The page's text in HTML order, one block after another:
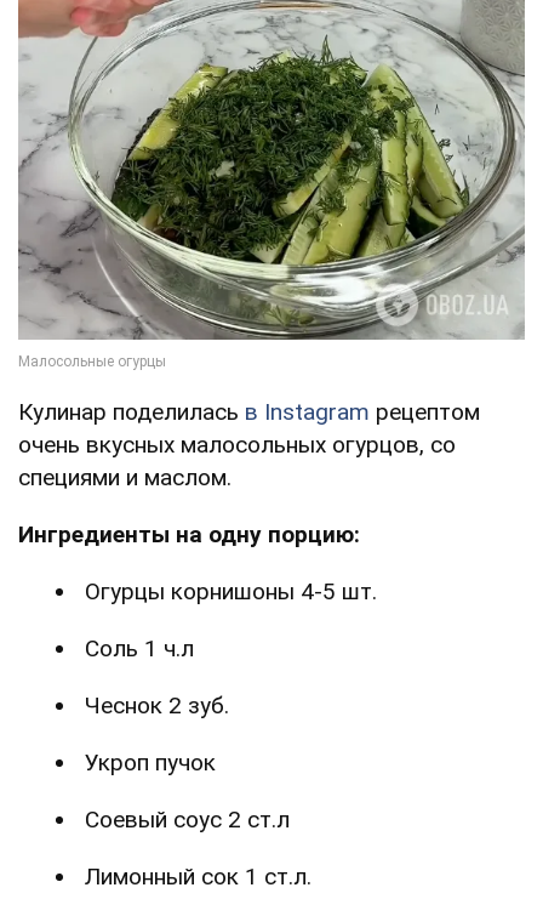
Кулинар поделилась в Instagram рецептом
очень вкусных малосольных огурцов, со
специями и маслом.
Ингредиенты на одну порцию:
Огурцы корнишоны 4-5 шт.
Соль 1 ч.л
Чеснок 2 зуб.
Укроп пучок
Соевый соус 2 ст.л
Лимонный сок 1 ст.л.